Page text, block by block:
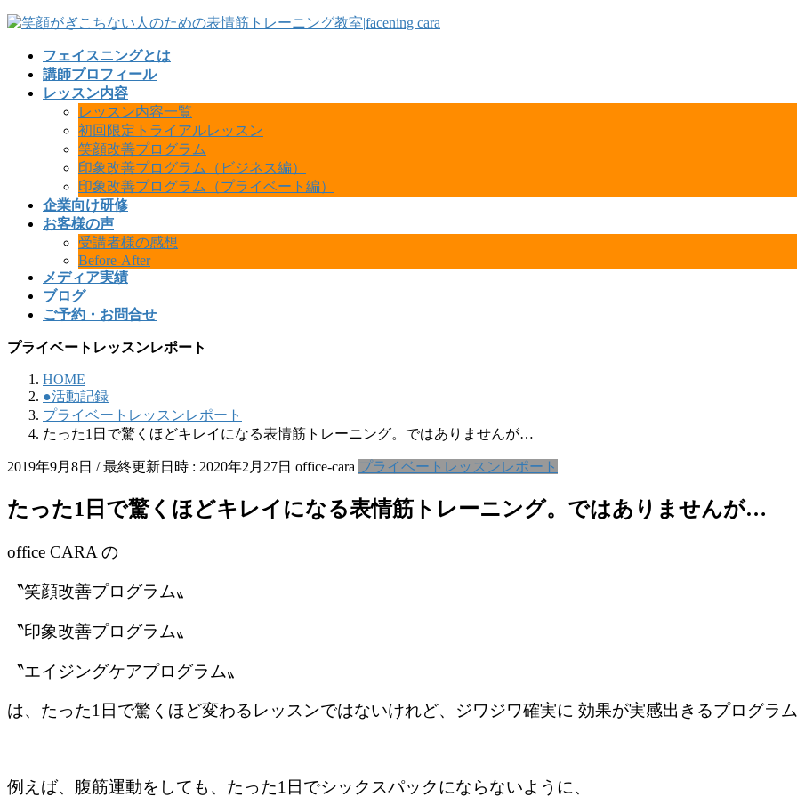
フェイスニングとは
講師プロフィール
レッスン内容
レッスン内容一覧
初回限定トライアルレッスン
笑顔改善プログラム
印象改善プログラム（ビジネス編）
印象改善プログラム（プライベート編）
企業向け研修
お客様の声
受講者様の感想
Before-After
メディア実績
ブログ
ご予約・お問合せ
プライベートレッスンレポート
HOME
●活動記録
プライベートレッスンレポート
たった1日で驚くほどキレイになる表情筋トレーニング。ではありませんが…
2019年9月8日 / 最終更新日時 : 2020年2月27日 office-cara プライベートレッスンレポート
たった1日で驚くほどキレイになる表情筋トレーニング。ではありませんが…
office CARA の
〝笑顔改善プログラム〟
〝印象改善プログラム〟
〝エイジングケアプログラム〟
は、たった1日で驚くほど変わるレッスンではないけれど、ジワジワ確実に 効果が実感出きるプログラ
例えば、腹筋運動をしても、たった1日でシックスパックにならないように、